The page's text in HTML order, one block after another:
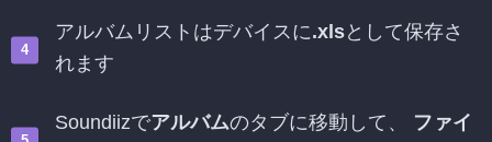
アルバムリストはデバイスに.xlsとして保存さ
れます
Soundiizでアルバムのタブに移動して、 ファイ